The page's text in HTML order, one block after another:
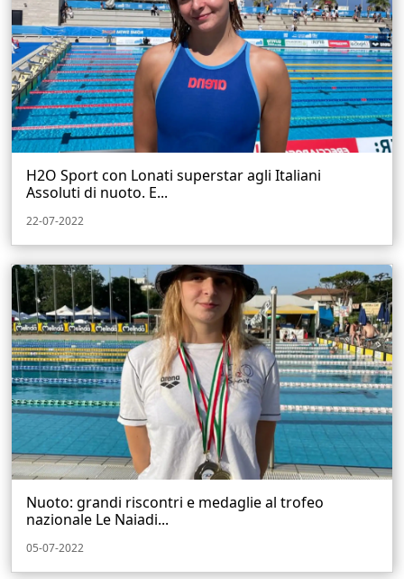
H2O Sport con Lonati superstar agli Italiani
Assoluti di nuoto. E...
22-07-2022
Nuoto: grandi riscontri e medaglie al trofeo
nazionale Le Naiadi...
05-07-2022